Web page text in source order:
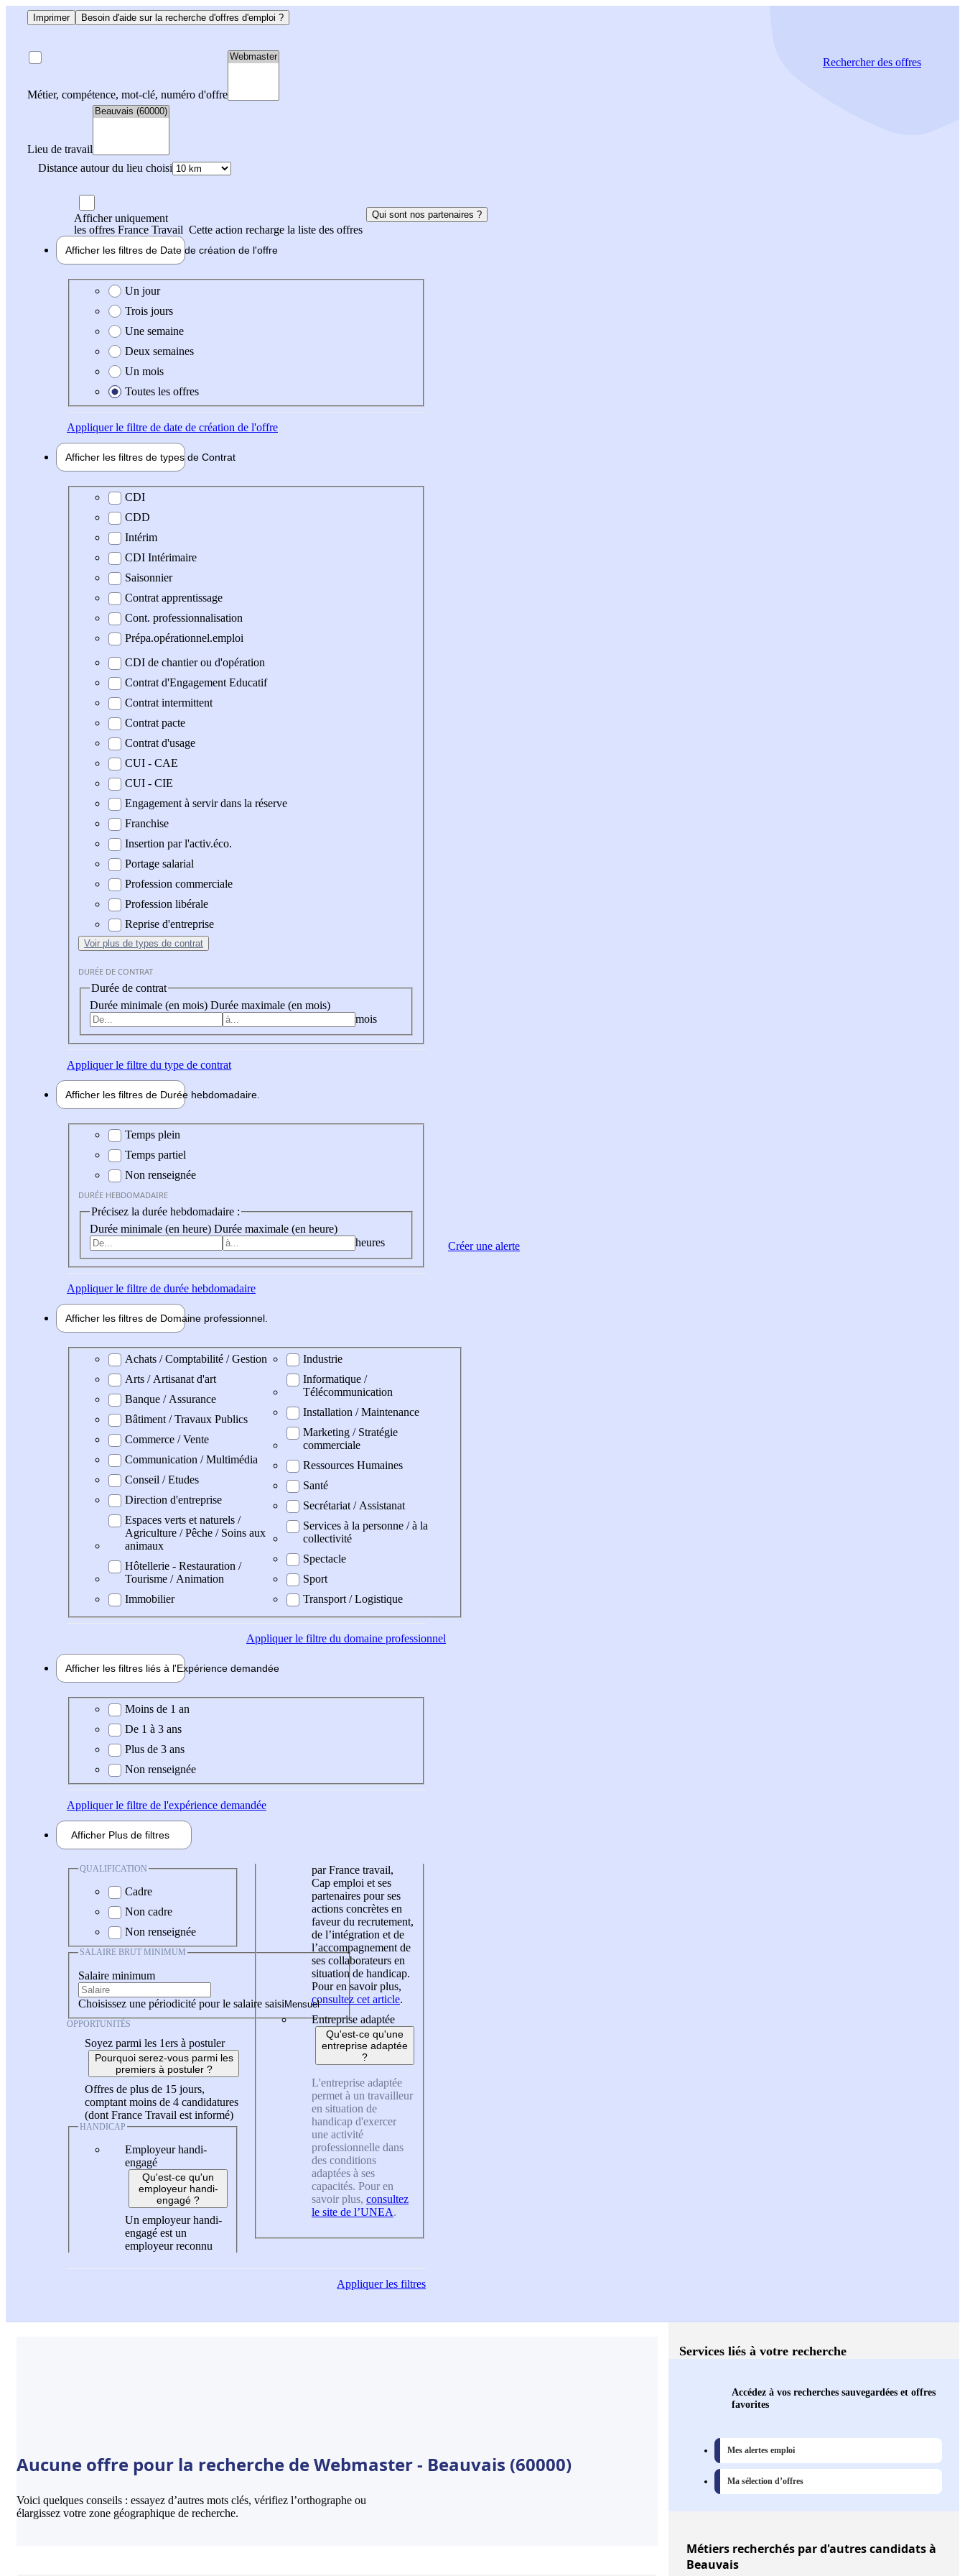
Imprimer Besoin d'aide sur la recherche d'offres d'emploi ?
Métier, compétence, mot-clé, numéro d'offre
Lieu de travail
Distance autour du lieu choisi
Rechercherdes offres
Afficher uniquement
les offres France Travail Cette action recharge la liste des offres
Qui sont nos partenaires ?
Afficher les filtres de Date de création de l'offre
Date de création de l'offre
Un jour
Trois jours
Une semaine
Deux semaines
Un mois
Toutes les offres
Appliquerle filtre de date de création de l'offre
Afficher les filtres de types de Contrat
Type de contrat
CDI
CDD
Intérim
CDI Intérimaire
Saisonnier
Contrat apprentissage
Cont. professionnalisation
Prépa.opérationnel.emploi
CDI de chantier ou d'opération
Contrat d'Engagement Educatif
Contrat intermittent
Contrat pacte
Contrat d'usage
CUI - CAE
CUI - CIE
Engagement à servir dans la réserve
Franchise
Insertion par l'activ.éco.
Portage salarial
Profession commerciale
Profession libérale
Reprise d'entreprise
Voir plus de types de contrat
DURÉE DE CONTRAT
Durée de contrat
Durée minimale (en mois) Durée maximale (en mois)
mois
Appliquerle filtre du type de contrat
Afficher les filtres de Durée hebdomadaire
Durée hebdomadaire
Temps plein
Temps partiel
Non renseignée
DURÉE HEBDOMADAIRE
Précisez la durée hebdomadaire :
Durée minimale (en heure) Durée maximale (en heure)
heures
Appliquerle filtre de durée hebdomadaire
Afficher les filtres de Domaine professionnel
Domaine professionel
Achats / Comptabilité / Gestion
Arts / Artisanat d'art
Banque / Assurance
Bâtiment / Travaux Publics
Commerce / Vente
Communication / Multimédia
Conseil / Etudes
Direction d'entreprise
Espaces verts et naturels /
Agriculture / Pêche / Soins aux
animaux
Hôtellerie - Restauration /
Tourisme / Animation
Immobilier
Industrie
Informatique /
Télécommunication
Installation / Maintenance
Marketing / Stratégie
commerciale
Ressources Humaines
Santé
Secrétariat / Assistanat
Services à la personne / à la
collectivité
Spectacle
Sport
Transport / Logistique
Appliquerle filtre du domaine professionnel
Afficher les filtres liés à l'Expérience demandée
Expérience demandée
Moins de 1 an
De 1 à 3 ans
Plus de 3 ans
Non renseignée
Appliquerle filtre de l'expérience demandée
Afficher Plus de filtres
QUALIFICATION
Cadre
Non cadre
Non renseignée
SALAIRE BRUT MINIMUM
Salaire minimum
Choisissez une périodicité pour le salaire saisi
OPPORTUNITÉS
Soyez parmi les 1ers à postuler
Pourquoi serez-vous parmi les
premiers à postuler ?
Offres de plus de 15 jours,
comptant moins de 4 candidatures
(dont France Travail est informé)
HANDICAP
Employeur handi-
engagé
Qu'est-ce qu'un
employeur handi-
engagé ?
Un employeur handi-
engagé est un
employeur reconnu
par France travail,
Cap emploi et ses
partenaires pour ses
actions concrètes en
faveur du recrutement,
de l’intégration et de
l’accompagnement de
ses collaborateurs en
situation de handicap.
Pour en savoir plus,
consultez cet article.
Entreprise adaptée
Qu'est-ce qu'une
entreprise adaptée
?
L'entreprise adaptée
permet à un travailleur
en situation de
handicap d'exercer
une activité
professionnelle dans
des conditions
adaptées à ses
capacités. Pour en
savoir plus, consultez
le site de l’UNEA.
Appliquerles filtres
Créer une alerte
Aucune offre pour la recherche de Webmaster - Beauvais (60000)
Voici quelques conseils : essayez d’autres mots clés, vérifiez l’orthographe ou
élargissez votre zone géographique de recherche.
Services liés à votre recherche
Accédez à vos recherches sauvegardées et offres
favorites
Mes alertes emploi
Ma sélection d’offres
Métiers recherchés par d'autres candidats à
Beauvais